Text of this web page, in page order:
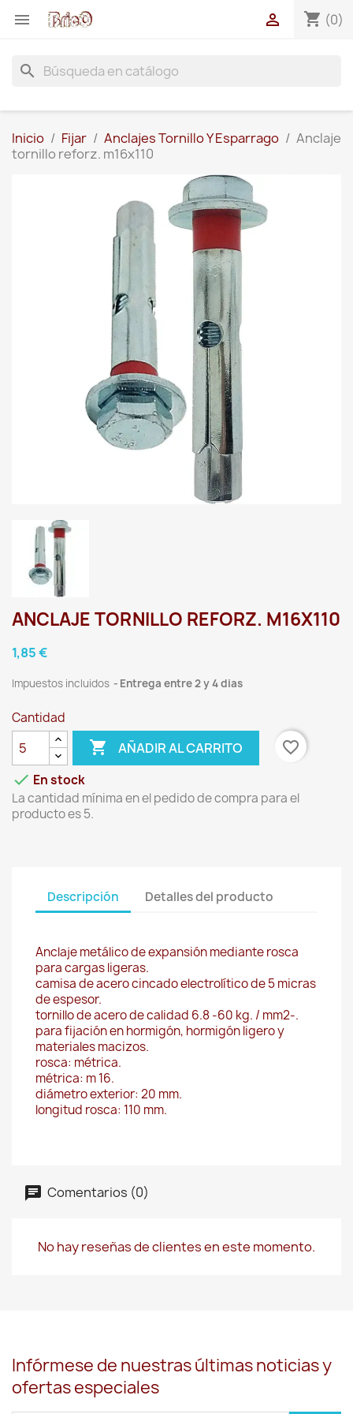
 shopping_cart (0)

search
Inicio Fijar Anclajes Tornillo Y Esparrago
Anclaje
tornillo reforz. m16x110
ANCLAJE TORNILLO REFORZ. M16X110
1,85 €
Impuestos incluidos Entrega entre 2 y 4 dias
Cantidad
 AÑADIR AL CARRITO
favorite_border
 En stock
La cantidad mínima en el pedido de compra para el
producto es 5.
Descripción Detalles del producto
Anclaje metálico de expansión mediante rosca
para cargas ligeras.
camisa de acero cincado electrolítico de 5 micras
de espesor.
tornillo de acero de calidad 6.8 -60 kg. / mm2-.
para fijación en hormigón, hormigón ligero y
materiales macizos.
rosca: métrica.
métrica: m 16.
diámetro exterior: 20 mm.
longitud rosca: 110 mm.
Comentarios (0)
No hay reseñas de clientes en este momento.
Infórmese de nuestras últimas noticias y
ofertas especiales